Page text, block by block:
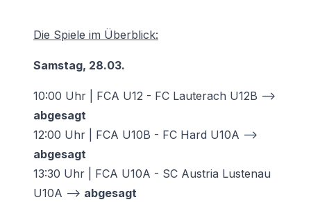
Die Spiele im Überblick:
Samstag, 28.03.
10:00 Uhr | FCA U12 - FC Lauterach U12B -->
abgesagt
12:00 Uhr | FCA U10B - FC Hard U10A -->
abgesagt
13:30 Uhr | FCA U10A - SC Austria Lustenau
U10A --> abgesagt